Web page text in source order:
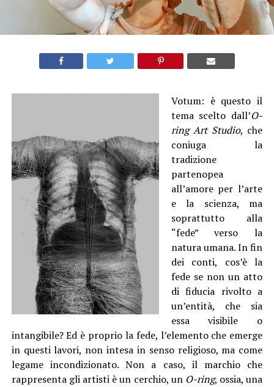
Votum: è questo il
tema scelto dall’O-
ring Art Studio, che
coniuga la
tradizione
partenopea
all’amore per l’arte
e la scienza, ma
soprattutto alla
“fede” verso la
natura umana. In fin
dei conti, cos’è la
fede se non un atto
di fiducia rivolto a
un’entità, che sia
essa visibile o
intangibile? Ed è proprio la fede, l’elemento che emerge
in questi lavori, non intesa in senso religioso, ma come
legame incondizionato. Non a caso, il marchio che
rappresenta gli artisti è un cerchio, un O-ring, ossia, una